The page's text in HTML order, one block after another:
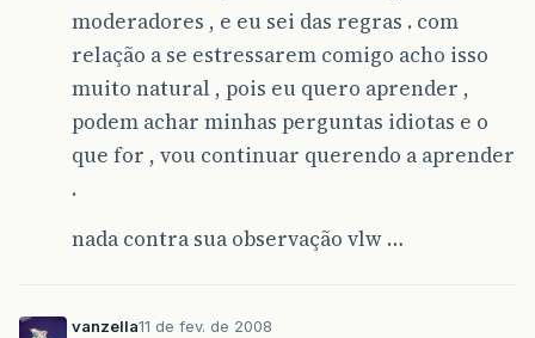
moderadores , e eu sei das regras . com
relação a se estressarem comigo acho isso
muito natural , pois eu quero aprender ,
podem achar minhas perguntas idiotas e o
que for , vou continuar querendo a aprender
.
nada contra sua observação vlw …
vanzella11 de fev. de 2008